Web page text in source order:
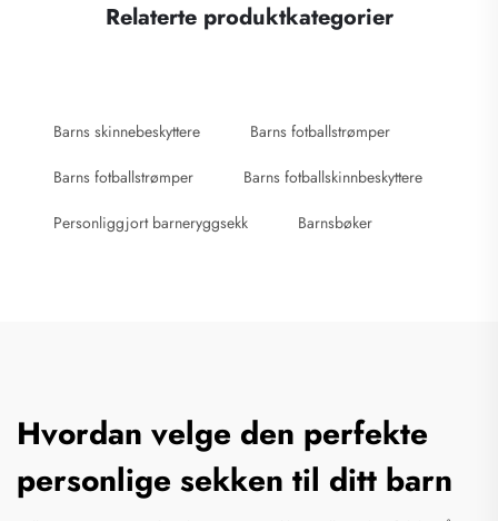
Relaterte produktkategorier
Barns skinnebeskyttere Barns fotballstrømper
Barns fotballstrømper Barns fotballskinnbeskyttere
Personliggjort barneryggsekk Barnsbøker
Hvordan velge den perfekte
personlige sekken til ditt barn